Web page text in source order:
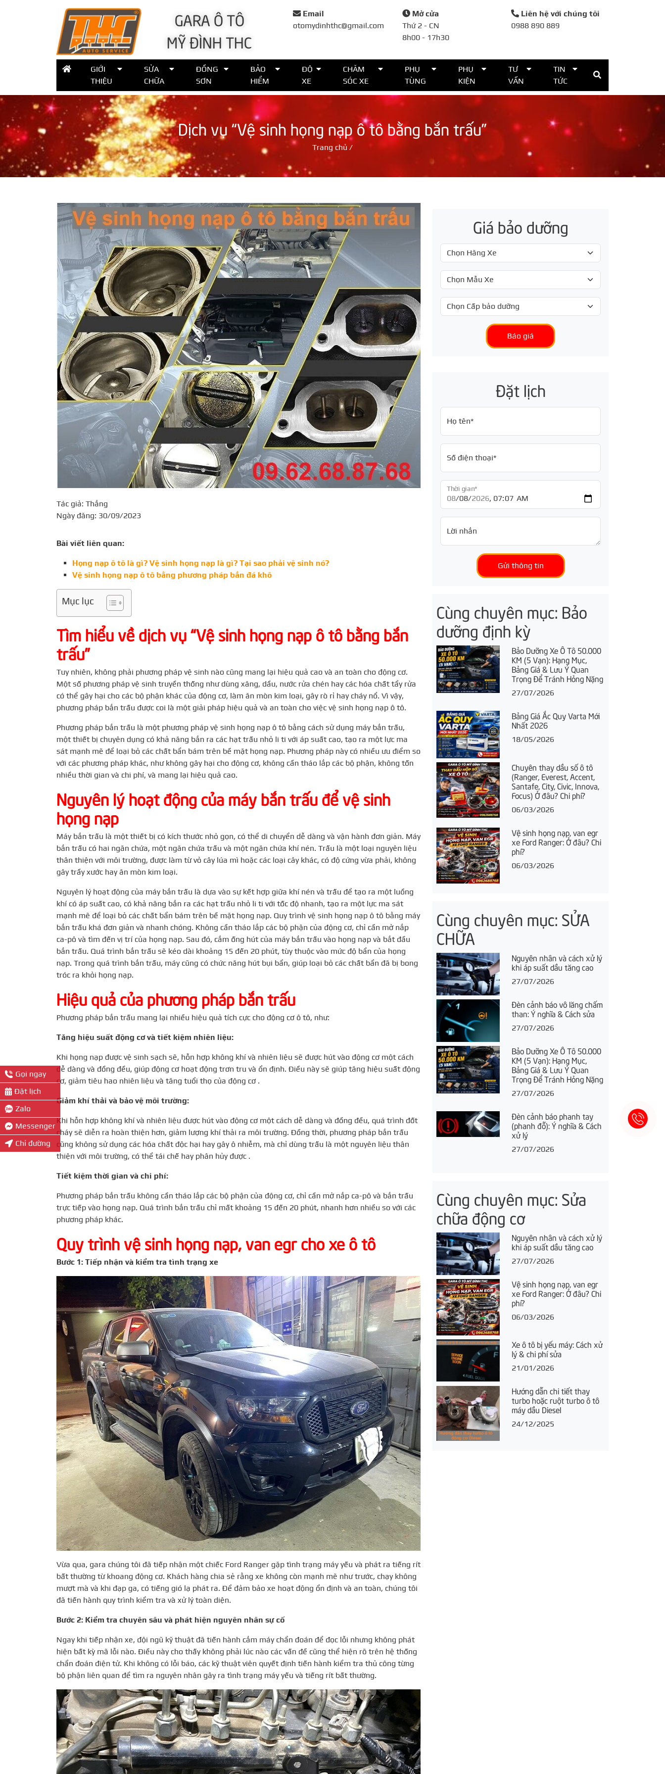
GARA Ô TÔ
MỸ ĐÌNH THC
Email
otomydinhthc@gmail.com
Mở cửa
Thứ 2 - CN
8h00 - 17h30
Liên hệ với chúng tôi
0988 890 889
GIỚI
THIỆU
SỬA
CHỮA
ĐỒNG
SƠN
BẢO
HIỂM
ĐỘ
XE
CHĂM
SÓC XE
PHỤ
TÙNG
PHỤ
KIỆN
TƯ
VẤN
TIN
TỨC
Đặt lịch
Họ tên*
Số điện thoại*
Thời gian*
Lời nhắn
Gửi thông tin
Dịch vụ “Vệ sinh họng nạp ô tô bằng bắn trấu”
Trang chủ /
Tác giả: Thắng
Ngày đăng: 30/09/2023
Bài viết liên quan:
Họng nạp ô tô là gì? Vệ sinh họng nạp là gì? Tại sao phải vệ sinh nó?
Vệ sinh họng nạp ô tô bằng phương pháp bắn đá khô
Mục lục
Tìm hiểu về dịch vụ “Vệ sinh họng nạp ô tô bằng bắn
trấu”
Tuy nhiên, không phải phương pháp vệ sinh nào cũng mang lại hiệu quả cao và an toàn cho động cơ.
Một số phương pháp vệ sinh truyền thống như dùng xăng, dầu, nước rửa chén hay các hóa chất tẩy rửa
có thể gây hại cho các bộ phận khác của động cơ, làm ăn mòn kim loại, gây rò rỉ hay cháy nổ. Vì vậy,
phương pháp bắn trấu được coi là một giải pháp hiệu quả và an toàn cho việc vệ sinh họng nạp ô tô.
Phương pháp bắn trấu là một phương pháp vệ sinh họng nạp ô tô bằng cách sử dụng máy bắn trấu,
một thiết bị chuyên dụng có khả năng bắn ra các hạt trấu nhỏ li ti với áp suất cao, tạo ra một lực ma
sát mạnh mẽ để loại bỏ các chất bẩn bám trên bề mặt họng nạp. Phương pháp này có nhiều ưu điểm so
với các phương pháp khác, như không gây hại cho động cơ, không cần tháo lắp các bộ phận, không tốn
nhiều thời gian và chi phí, và mang lại hiệu quả cao.
Nguyên lý hoạt động của máy bắn trấu để vệ sinh
họng nạp
Máy bắn trấu là một thiết bị có kích thước nhỏ gọn, có thể di chuyển dễ dàng và vận hành đơn giản. Máy
bắn trấu có hai ngăn chứa, một ngăn chứa trấu và một ngăn chứa khí nén. Trấu là một loại nguyên liệu
thân thiện với môi trường, được làm từ vỏ cây lúa mì hoặc các loại cây khác, có độ cứng vừa phải, không
gây trầy xước hay ăn mòn kim loại.
Nguyên lý hoạt động của máy bắn trấu là dựa vào sự kết hợp giữa khí nén và trấu để tạo ra một luồng
khí có áp suất cao, có khả năng bắn ra các hạt trấu nhỏ li ti với tốc độ nhanh, tạo ra một lực ma sát
mạnh mẽ để loại bỏ các chất bẩn bám trên bề mặt họng nạp. Quy trình vệ sinh họng nạp ô tô bằng máy
bắn trấu khá đơn giản và nhanh chóng. Không cần tháo lắp các bộ phận của động cơ, chỉ cần mở nắp
ca-pô và tìm đến vị trí của họng nạp. Sau đó, cắm ống hút của máy bắn trấu vào họng nạp và bắt đầu
bắn trấu. Quá trình bắn trấu sẽ kéo dài khoảng 15 đến 20 phút, tùy thuộc vào mức độ bẩn của họng
nạp. Trong quá trình bắn trấu, máy cũng có chức năng hút bụi bẩn, giúp loại bỏ các chất bẩn đã bị bong
tróc ra khỏi họng nạp.
Hiệu quả của phương pháp bắn trấu
Phương pháp bắn trấu mang lại nhiều hiệu quả tích cực cho động cơ ô tô, như:
Tăng hiệu suất động cơ và tiết kiệm nhiên liệu:
Khi họng nạp được vệ sinh sạch sẽ, hỗn hợp không khí và nhiên liệu sẽ được hút vào động cơ một cách
dễ dàng và đồng đều, giúp động cơ hoạt động trơn tru và ổn định. Điều này sẽ giúp tăng hiệu suất động
cơ, giảm tiêu hao nhiên liệu và tăng tuổi thọ của động cơ .
Giảm khí thải và bảo vệ môi trường:
Khi hỗn hợp không khí và nhiên liệu được hút vào động cơ một cách dễ dàng và đồng đều, quá trình đốt
cháy sẽ diễn ra hoàn thiện hơn, giảm lượng khí thải ra môi trường. Đồng thời, phương pháp bắn trấu
cũng không sử dụng các hóa chất độc hại hay gây ô nhiễm, mà chỉ dùng trấu là một nguyên liệu thân
thiện với môi trường, có thể tái chế hay phân hủy được .
Tiết kiệm thời gian và chi phí:
Phương pháp bắn trấu không cần tháo lắp các bộ phận của động cơ, chỉ cần mở nắp ca-pô và bắn trấu
trực tiếp vào họng nạp. Quá trình bắn trấu chỉ mất khoảng 15 đến 20 phút, nhanh hơn nhiều so với các
phương pháp khác.
Quy trình vệ sinh họng nạp, van egr cho xe ô tô
Bước 1: Tiếp nhận và kiểm tra tình trạng xe
Vừa qua, gara chúng tôi đã tiếp nhận một chiếc Ford Ranger gặp tình trạng máy yếu và phát ra tiếng rít
bất thường từ khoang động cơ. Khách hàng chia sẻ rằng xe không còn mạnh mẽ như trước, chạy không
mượt mà và khi đạp ga, có tiếng gió lạ phát ra. Để đảm bảo xe hoạt động ổn định và an toàn, chúng tôi
đã tiến hành quy trình kiểm tra và xử lý toàn diện.
Bước 2: Kiểm tra chuyên sâu và phát hiện nguyên nhân sự cố
Ngay khi tiếp nhận xe, đội ngũ kỹ thuật đã tiến hành cắm máy chẩn đoán để đọc lỗi nhưng không phát
hiện bất kỳ mã lỗi nào. Điều này cho thấy không phải lúc nào các vấn đề cũng thể hiện rõ trên hệ thống
chẩn đoán điện tử. Khi không có lỗi báo, các kỹ thuật viên quyết định tiến hành kiểm tra thủ công từng
bộ phận liên quan để tìm ra nguyên nhân gây ra tình trạng máy yếu và tiếng rít bất thường.
Giá bảo dưỡng
Báo giá
Đặt lịch
Họ tên*
Số điện thoại*
Thời gian*
Lời nhắn
Gửi thông tin
Cùng chuyên mục: Bảo
dưỡng định kỳ
Bảo Dưỡng Xe Ô Tô 50.000
KM (5 Vạn): Hạng Mục,
Bảng Giá & Lưu Ý Quan
Trọng Để Tránh Hỏng Nặng
27/07/2026
Bảng Giá Ắc Quy Varta Mới
Nhất 2026
18/05/2026
Chuyên thay dầu số ô tô
(Ranger, Everest, Accent,
Santafe, City, Civic, Innova,
Focus) Ở đâu? Chi phí?
06/03/2026
Vệ sinh họng nạp, van egr
xe Ford Ranger: Ở đâu? Chi
phí?
06/03/2026
Cùng chuyên mục: SỬA
CHỮA
Nguyên nhân và cách xử lý
khi áp suất dầu tăng cao
27/07/2026
Đèn cảnh báo vô lăng chấm
than: Ý nghĩa & Cách sửa
27/07/2026
Bảo Dưỡng Xe Ô Tô 50.000
KM (5 Vạn): Hạng Mục,
Bảng Giá & Lưu Ý Quan
Trọng Để Tránh Hỏng Nặng
27/07/2026
Đèn cảnh báo phanh tay
(phanh đỗ): Ý nghĩa & Cách
xử lý
27/07/2026
Cùng chuyên mục: Sửa
chữa động cơ
Nguyên nhân và cách xử lý
khi áp suất dầu tăng cao
27/07/2026
Vệ sinh họng nạp, van egr
xe Ford Ranger: Ở đâu? Chi
phí?
06/03/2026
Xe ô tô bị yếu máy: Cách xử
lý & chi phí sửa
21/01/2026
Hướng dẫn chi tiết thay
turbo hoặc ruột turbo ô tô
máy dầu Diesel
24/12/2025
Gọi ngay
Đặt lịch
Zalo
Messenger
Chỉ đường